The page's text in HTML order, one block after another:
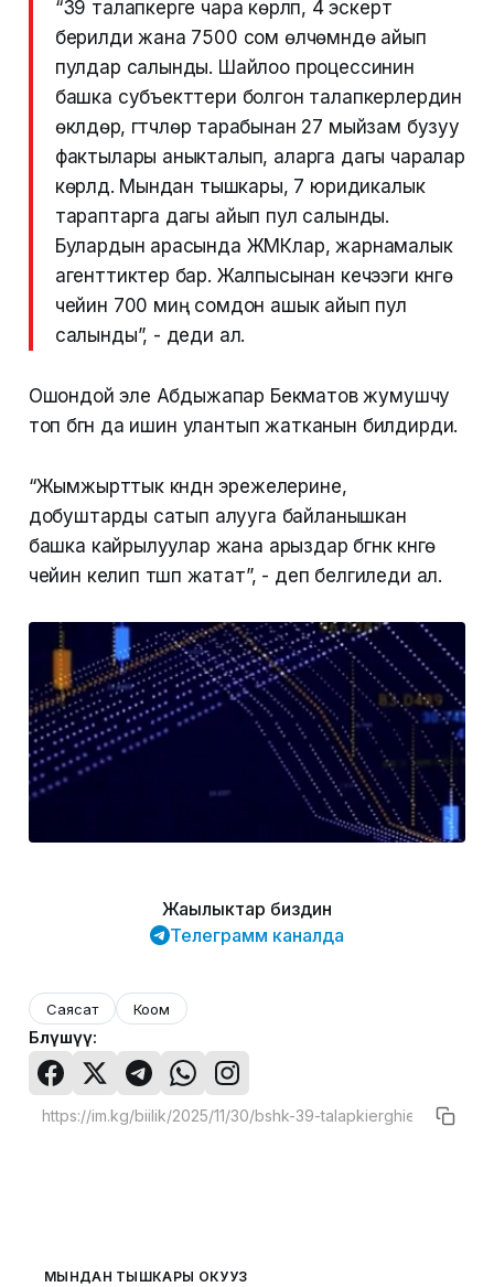
“39 талапкерге чара көрүлүп, 4 эскертүү
берилди жана 7500 сом өлчөмүндө айып
пулдар салынды. Шайлоо процессинин
башка субъекттери болгон талапкерлердин
өкүлдөрү, үгүтчүлөрү тарабынан 27 мыйзам бузуу
фактылары аныкталып, аларга дагы чаралар
көрүлдү. Мындан тышкары, 7 юридикалык
тараптарга дагы айып пул салынды.
Булардын арасында ЖМКлар, жарнамалык
агенттиктер бар. Жалпысынан кечээги күнгө
чейин 700 миң сомдон ашык айып пул
салынды”, - деди ал.
Ошондой эле Абдыжапар Бекматов жумушчу
топ бүгүн да ишин улантып жатканын билдирди.
“Жымжырттык күндүн эрежелерине,
добуштарды сатып алууга байланышкан
башка кайрылуулар жана арыздар бүгүнкү күнгө
чейин келип түшүп жатат”, - деп белгиледи ал.
Жаңылыктар биздин
Телеграмм каналда
Саясат Коом
Бөлүшүү:
МЫНДАН ТЫШКАРЫ ОКУҢУЗ